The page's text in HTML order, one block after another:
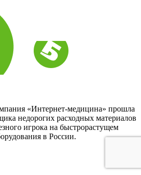
«Интернет-медицина» прошла
недорогих расходных материалов
игрока на быстрорастущем
в России.